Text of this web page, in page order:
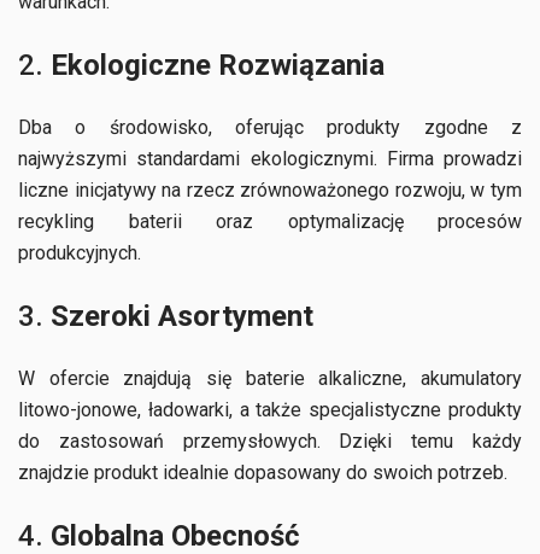
2. Ekologiczne Rozwiązania
Dba o środowisko, oferując produkty zgodne z
najwyższymi standardami ekologicznymi. Firma prowadzi
liczne inicjatywy na rzecz zrównoważonego rozwoju, w tym
recykling baterii oraz optymalizację procesów
produkcyjnych.
3. Szeroki Asortyment
W ofercie znajdują się baterie alkaliczne, akumulatory
litowo-jonowe, ładowarki, a także specjalistyczne produkty
do zastosowań przemysłowych. Dzięki temu każdy
znajdzie produkt idealnie dopasowany do swoich potrzeb.
4. Globalna Obecność